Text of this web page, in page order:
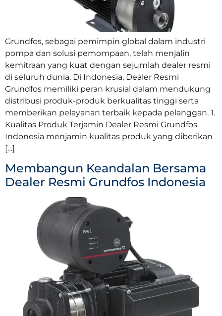
Grundfos, sebagai pemimpin global dalam industri
pompa dan solusi pemompaan, telah menjalin
kemitraan yang kuat dengan sejumlah dealer resmi
di seluruh dunia. Di Indonesia, Dealer Resmi
Grundfos memiliki peran krusial dalam mendukung
distribusi produk-produk berkualitas tinggi serta
memberikan pelayanan terbaik kepada pelanggan. 1.
Kualitas Produk Terjamin Dealer Resmi Grundfos
Indonesia menjamin kualitas produk yang diberikan
[…]
Membangun Keandalan Bersama
Dealer Resmi Grundfos Indonesia